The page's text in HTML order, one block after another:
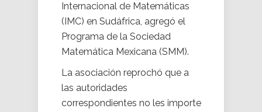
Internacional de Matemáticas
(IMC) en Sudáfrica, agregó el
Programa de la Sociedad
Matemática Mexicana (SMM).
La asociación reprochó que a
las autoridades
correspondientes no les importe